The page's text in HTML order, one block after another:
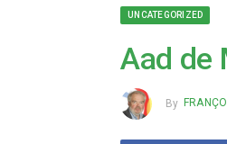
UNCATEGORIZED
Aad de
By